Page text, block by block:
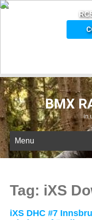
BMX
in
Menu
Tag: iXS
iXS DHC #7